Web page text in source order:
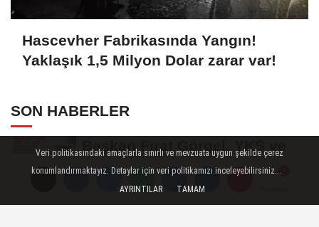
Hascevher Fabrikasında Yangın!
Yaklaşık 1,5 Milyon Dolar zarar var!
SON HABERLER
Başkan Fırat Görgel, YKS ve
LGS Şampiyonlarıyla
Buluşacak
Kipaş İstiklal Basketbol Artık
Veri politikasındaki amaçlarla sınırlı ve mevzuata uygun şekilde çerez
konumlandırmaktayız. Detaylar için veri politikamızı inceleyebilirsiniz...
AYRINTILAR
TAMAM